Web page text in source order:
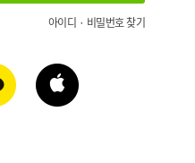
아이디 · 비밀번호 찾기